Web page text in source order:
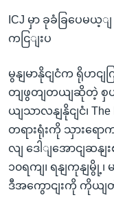
ICJ မှာ ခုခံခြပေမယ့
ကငြျးပ
မွနျမာနိုငျငံက ရိုဟင
တျဖွတျတယျဆိုတဲ့ စှပ
ယျသာလနျနိုငျငံ၊
တရားရုံးကို သှားရော
လျ ဒေါျအောငျဆန
၁၀ရကျ၊ ရနျကုနျမွို့
ဒီအကွောငျးကို ကိုယျ